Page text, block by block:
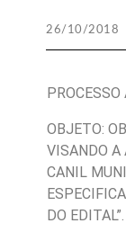
26/10/2018
OBJETO:
VISANDO A
CANIL
DO EDITAL”.